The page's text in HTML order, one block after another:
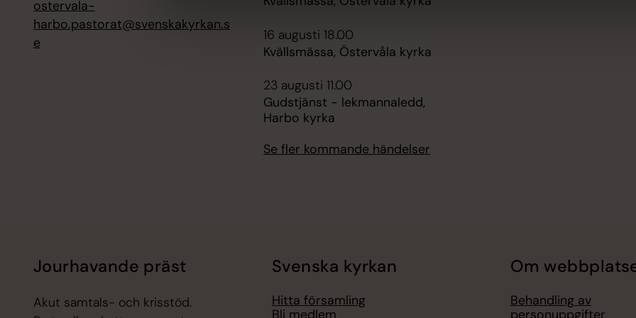
ostervala-
harbo.pastorat@svenskakyrkan.s
e
16 augusti 18.00
Kvällsmässa, Östervåla kyrka
23 augusti 11.00
Gudstjänst - lekmannaledd,
Harbo kyrka
Se fler kommande händelser
Jourhavande präst
Akut samtals- och krisstöd.
Svenska kyrkan
Hitta församling
Bli medlem
Om
Behandling av
personuppgifter